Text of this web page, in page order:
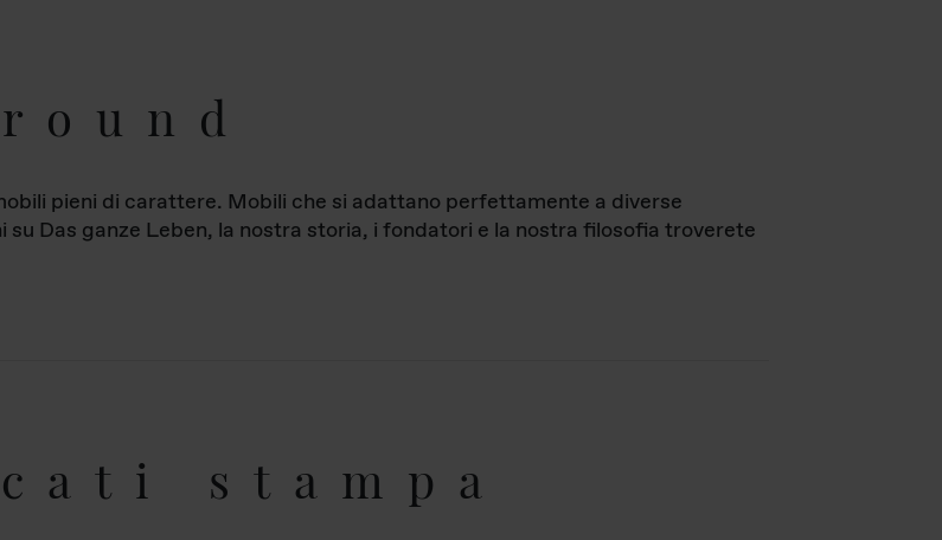
pieni di carattere. Mobili che si adattano perfettamente a diverse
Das ganze Leben, la nostra storia, i fondatori e la nostra filosofia troverete
stampa